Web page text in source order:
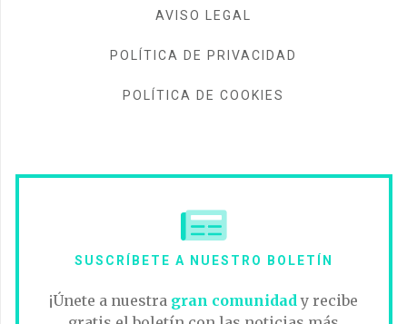
AVISO LEGAL
POLÍTICA DE PRIVACIDAD
POLÍTICA DE COOKIES
SUSCRÍBETE A NUESTRO BOLETÍN
¡Únete a nuestra gran comunidad y recibe